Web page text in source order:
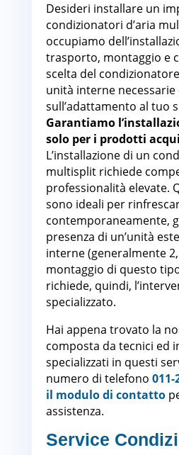
Desideri installare un
condizionatori d’aria
occupiamo
trasporto, montaggio e
scelta del
unità interne necessarie
sull’adattamento al tuo
Garantiamo
solo per i prodotti
L’installazione di un
multisplit richiede
professionalità elevate.
sono ideali per
contemporaneamente,
presenza di un’unità
interne (generalmente 2,
montaggio di questo
richiede, quindi,
specializzato.
Hai appena trovato la
composta da tecnici ed
specializzati in questi
numero di telefono 011-
il modulo di contatto
assistenza.
Service